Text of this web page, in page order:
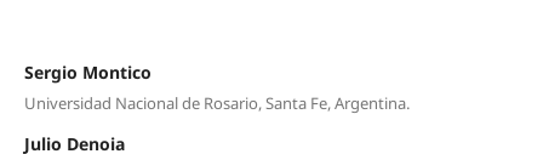
Sergio Montico
Universidad Nacional de Rosario, Santa Fe, Argentina.
Julio Denoia